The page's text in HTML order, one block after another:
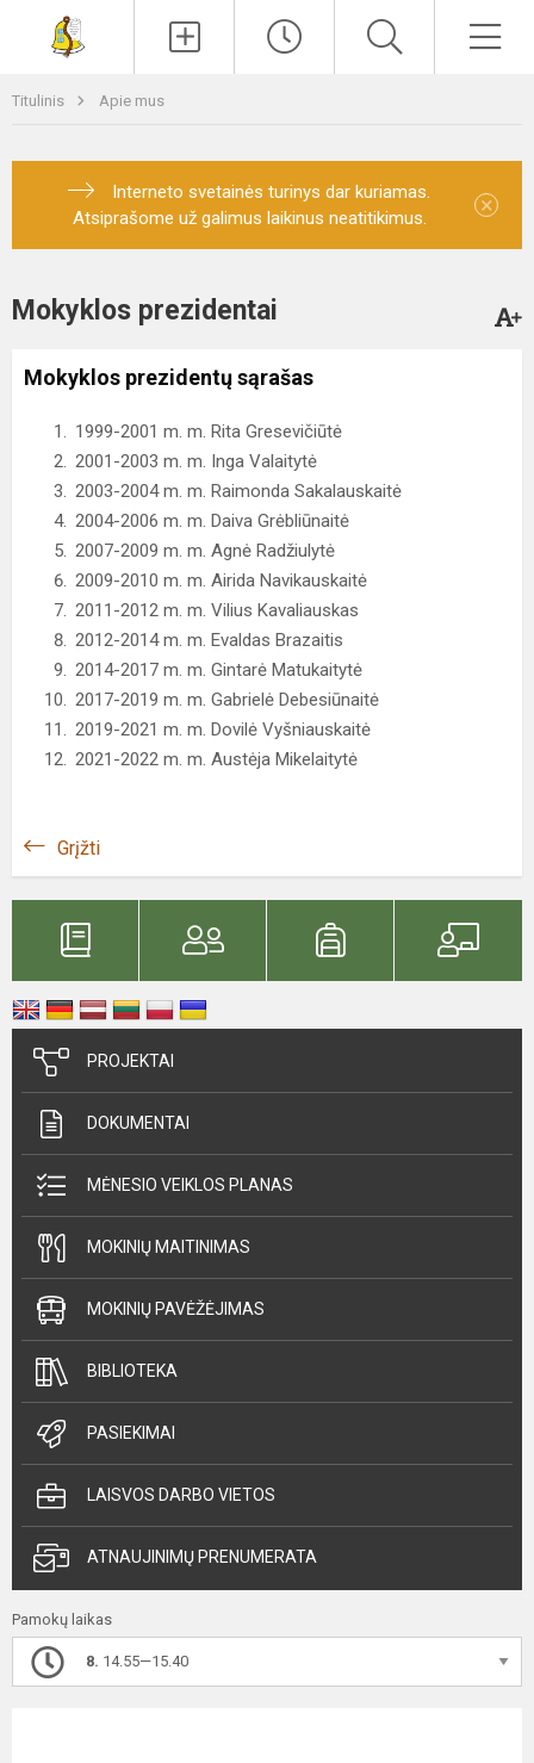
Titulinis Apie mus
Interneto svetainės turinys dar kuriamas.
Atsiprašome už galimus laikinus neatitikimus.
×
Mokyklos prezidentai
Mokyklos prezidentų sąrašas
1999-2001 m. m. Rita Gresevičiūtė
2001-2003 m. m. Inga Valaitytė
2003-2004 m. m. Raimonda Sakalauskaitė
2004-2006 m. m. Daiva Grėbliūnaitė
2007-2009 m. m. Agnė Radžiulytė
2009-2010 m. m. Airida Navikauskaitė
2011-2012 m. m. Vilius Kavaliauskas
2012-2014 m. m. Evaldas Brazaitis
2014-2017 m. m. Gintarė Matukaitytė
2017-2019 m. m. Gabrielė Debesiūnaitė
2019-2021 m. m. Dovilė Vyšniauskaitė
2021-2022 m. m. Austėja Mikelaitytė
Grįžti
PROJEKTAI
DOKUMENTAI
MĖNESIO VEIKLOS PLANAS
MOKINIŲ MAITINIMAS
MOKINIŲ PAVĖŽĖJIMAS
BIBLIOTEKA
PASIEKIMAI
LAISVOS DARBO VIETOS
ATNAUJINIMŲ PRENUMERATA
Pamokų laikas
8. 14.55—15.40